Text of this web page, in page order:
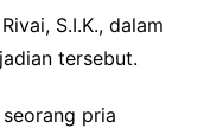
S.I.K., dalam
tersebut.
pria